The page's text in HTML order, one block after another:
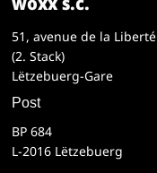
51, avenue de la Liberté
(2. Stack)
Lëtzebuerg-Gare
Post
BP 684
L-2016 Lëtzebuerg